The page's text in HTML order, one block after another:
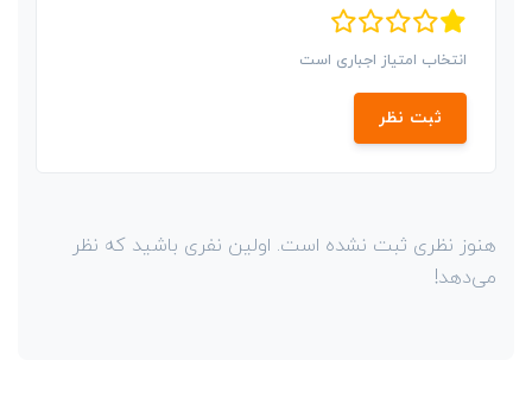
انتخاب امتیاز اجباری است
ثبت نظر
هنوز نظری ثبت نشده است. اولین نفری باشید که نظر
می‌دهد!